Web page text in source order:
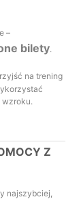
–
bilety.
na trening
wzroku.
Z
najszybciej,